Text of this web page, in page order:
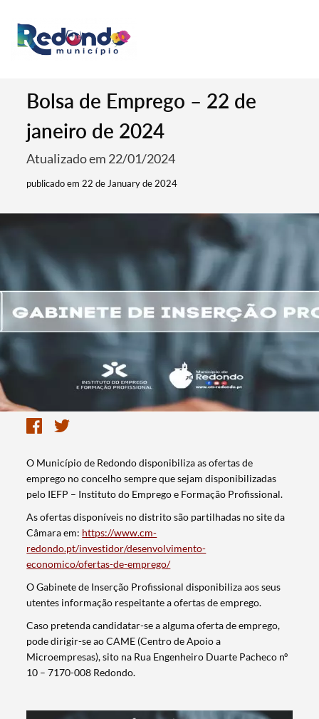
Bolsa de Emprego – 22 de
janeiro de 2024
Atualizado em 22/01/2024
publicado em 22 de January de 2024
O Município de Redondo disponibiliza as ofertas de
emprego no concelho sempre que sejam disponibilizadas
pelo IEFP – Instituto do Emprego e Formação Profissional.
As ofertas disponíveis no distrito são partilhadas no site da
Câmara em: https://www.cm-
redondo.pt/investidor/desenvolvimento-
economico/ofertas-de-emprego/
O Gabinete de Inserção Profissional disponibiliza aos seus
utentes informação respeitante a ofertas de emprego.
Caso pretenda candidatar-se a alguma oferta de emprego,
pode dirigir-se ao CAME (Centro de Apoio a
Microempresas), sito na Rua Engenheiro Duarte Pacheco nº
10 – 7170-008 Redondo.